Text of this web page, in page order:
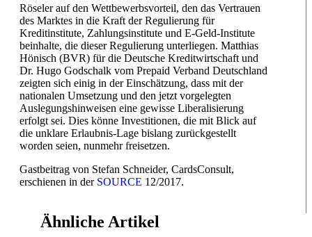
Röseler auf den Wettbewerbsvorteil, den das Vertrauen
des Marktes in die Kraft der Regulierung für
Kreditinstitute, Zahlungsinstitute und E-Geld-Institute
beinhalte, die dieser Regulierung unterliegen. Matthias
Hönisch (BVR) für die Deutsche Kreditwirtschaft und
Dr. Hugo Godschalk vom Prepaid Verband Deutschland
zeigten sich einig in der Einschätzung, dass mit der
nationalen Umsetzung und den jetzt vorgelegten
Auslegungshinweisen eine gewisse Liberalisierung
erfolgt sei. Dies könne Investitionen, die mit Blick auf
die unklare Erlaubnis-Lage bislang zurückgestellt
worden seien, nunmehr freisetzen.
Gastbeitrag von Stefan Schneider, CardsConsult,
erschienen in der SOURCE 12/2017.
Ähnliche Artikel